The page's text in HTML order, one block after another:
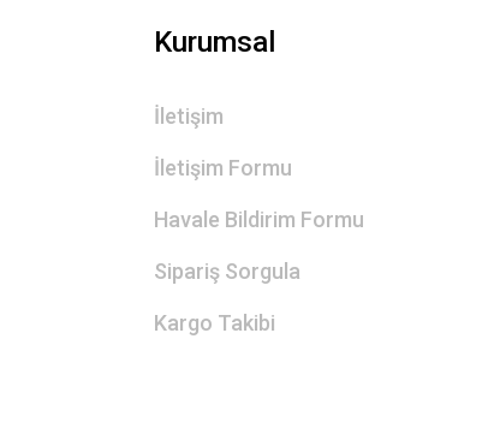
Kurumsal
İletişim
İletişim Formu
Havale Bildirim Formu
Sipariş Sorgula
Kargo Takibi